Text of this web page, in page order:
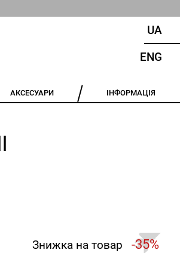
UA
ENG
АКСЕСУАРИ ІНФОРМАЦІЯ
Знижка на товар -35%